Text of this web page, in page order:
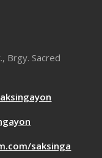
Brgy. Sacred
saksinga